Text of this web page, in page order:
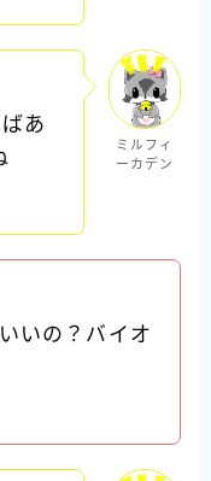
あ
ミルフィ
ーカデン
いの？バイオ